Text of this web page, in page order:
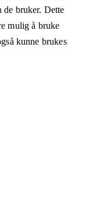
de bruker. Dette
mulig å bruke
kunne brukes